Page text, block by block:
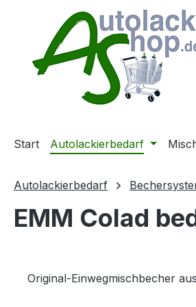
Hauptinhalt springen
Zur Suche springen
Zur Hauptnavigation springen
Start Autolackierbedarf
Autolackierbedarf
EMM Colad
Original-Einwegmischbecher